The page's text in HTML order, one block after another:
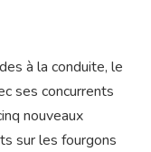
à la conduite, le
ses concurrents
nouveaux
sur les fourgons